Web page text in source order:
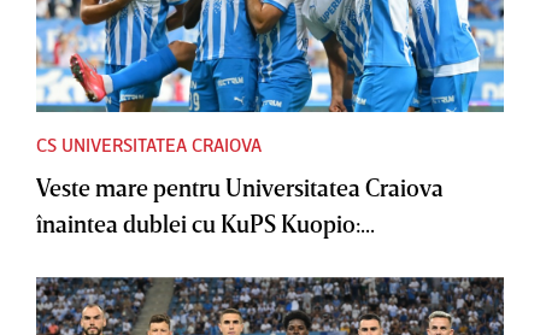
CS UNIVERSITATEA CRAIOVA
Veste mare pentru Universitatea Craiova
înaintea dublei cu KuPS Kuopio:...